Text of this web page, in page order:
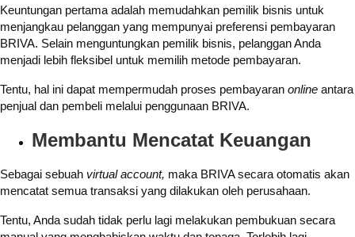
Keuntungan pertama adalah memudahkan pemilik bisnis untuk
menjangkau pelanggan yang mempunyai preferensi pembayaran
BRIVA. Selain menguntungkan pemilik bisnis, pelanggan Anda
menjadi lebih fleksibel untuk memilih metode pembayaran.
Tentu, hal ini dapat mempermudah proses pembayaran online antara
penjual dan pembeli melalui penggunaan BRIVA.
Membantu Mencatat Keuangan
Sebagai sebuah virtual account, maka BRIVA secara otomatis akan
mencatat semua transaksi yang dilakukan oleh perusahaan.
Tentu, Anda sudah tidak perlu lagi melakukan pembukuan secara